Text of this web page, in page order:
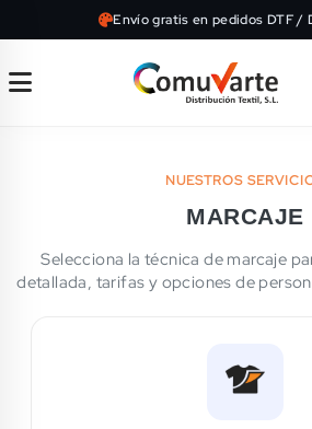
Envío gratis en pedidos DTF /
NUESTROS
MARCAJE
Selecciona la técnica de marcaje
detallada, tarifas y opciones de